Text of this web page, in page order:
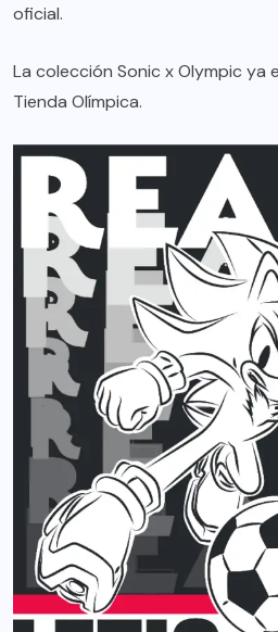
oficial.
La colección Sonic x Olympic ya
Tienda Olímpica.